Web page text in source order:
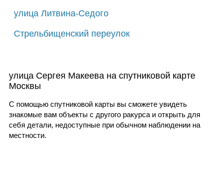
улица Литвина-Седого
Стрельбищенский переулок
улица Сергея Макеева на спутниковой карте
Москвы
С помощью спутниковой карты вы сможете увидеть
знакомые вам объекты с другого ракурса и открыть для
себя детали, недоступные при обычном наблюдении на
местности.